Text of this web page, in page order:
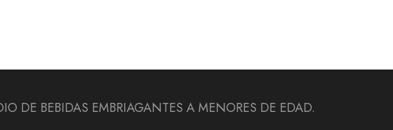
DE BEBIDAS EMBRIAGANTES A MENORES DE EDAD.